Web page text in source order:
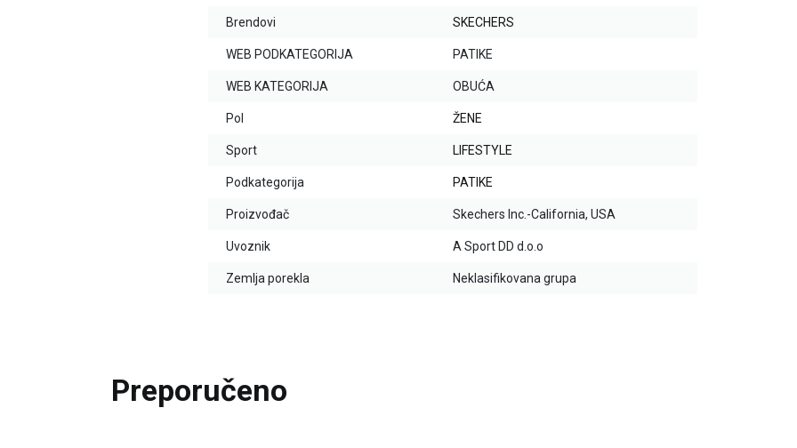
Brendovi SKECHERS
WEB PODKATEGORIJA PATIKE
WEB KATEGORIJA OBUĆA
Pol ŽENE
Sport LIFESTYLE
Podkategorija PATIKE
Proizvođač Skechers Inc.-California, USA
Uvoznik A Sport DD d.o.o
Zemlja porekla Neklasifikovana grupa
Preporučeno